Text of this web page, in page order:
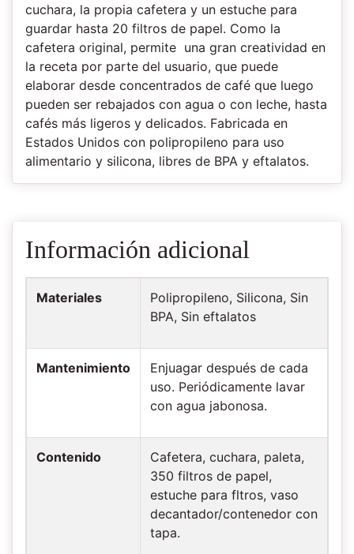
cuchara, la propia cafetera y un estuche para
guardar hasta 20 filtros de papel. Como la
cafetera original, permite una gran creatividad en
la receta por parte del usuario, que puede
elaborar desde concentrados de café que luego
pueden ser rebajados con agua o con leche, hasta
cafés más ligeros y delicados. Fabricada en
Estados Unidos con polipropileno para uso
alimentario y silicona, libres de BPA y eftalatos.
Información adicional
Materiales
Polipropileno, Silicona, Sin
BPA, Sin eftalatos
Mantenimiento
Enjuagar después de cada
uso. Periódicamente lavar
con agua jabonosa.
Contenido
Cafetera, cuchara, paleta,
350 filtros de papel,
estuche para fltros, vaso
decantador/contenedor con
tapa.